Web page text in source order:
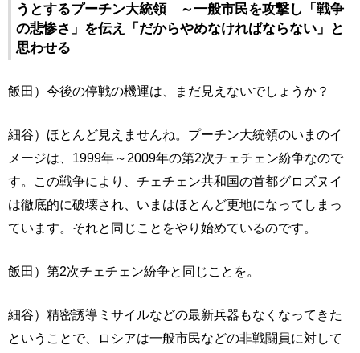
うとするプーチン大統領 ～一般市民を攻撃し「戦争
の悲惨さ」を伝え「だからやめなければならない」と
思わせる
飯田）今後の停戦の機運は、まだ見えないでしょうか？
細谷）ほとんど見えませんね。プーチン大統領のいまのイ
メージは、1999年～2009年の第2次チェチェン紛争なので
す。この戦争により、チェチェン共和国の首都グロズヌイ
は徹底的に破壊され、いまはほとんど更地になってしまっ
ています。それと同じことをやり始めているのです。
飯田）第2次チェチェン紛争と同じことを。
細谷）精密誘導ミサイルなどの最新兵器もなくなってきた
ということで、ロシアは一般市民などの非戦闘員に対して